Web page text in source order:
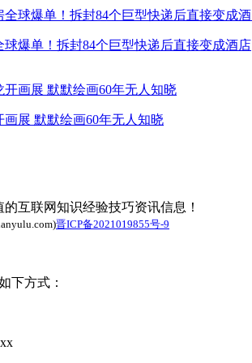
球爆单！拆封84个巨型快递后直接变成酒店
画展 默默绘画60年无人知晓
互联网知识经验技巧资讯信息！
晋ICP备2021019855号-9
下方式：